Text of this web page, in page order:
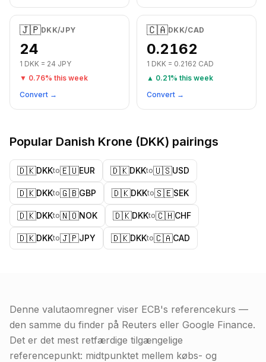
🇯🇵DKK/JPY
24
1 DKK = 24 JPY
▼ 0.76% this week
Convert →
🇨🇦DKK/CAD
0.2162
1 DKK = 0.2162 CAD
▲ 0.21% this week
Convert →
Popular Danish Krone (DKK) pairings
🇩🇰DKKto🇪🇺EUR 🇩🇰DKKto🇺🇸USD
🇩🇰DKKto🇬🇧GBP 🇩🇰DKKto🇸🇪SEK
🇩🇰DKKto🇳🇴NOK 🇩🇰DKKto🇨🇭CHF
🇩🇰DKKto🇯🇵JPY 🇩🇰DKKto🇨🇦CAD
Denne valutaomregner viser ECB's referencekurs —
den samme du finder på Reuters eller Google Finance.
Det er det mest retfærdige tilgængelige
referencepunkt: midtpunktet mellem købs- og